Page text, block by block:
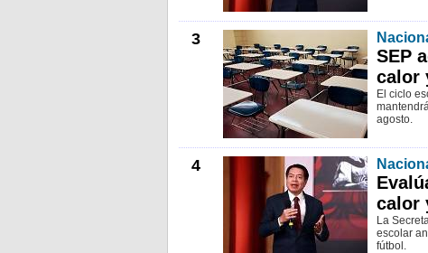
3
SEP
calor
El ciclo
agosto.
4
calor
La
escolar
fútbol.